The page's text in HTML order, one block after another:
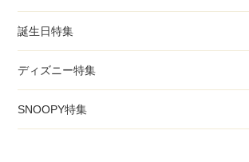
誕生日特集
ディズニー特集
SNOOPY特集